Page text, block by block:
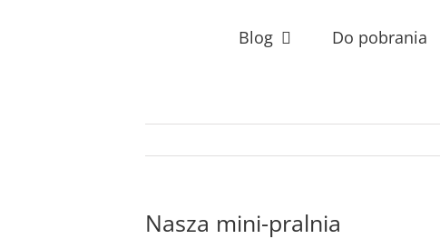
Blog Do pobrania
Nasza mini-pralnia